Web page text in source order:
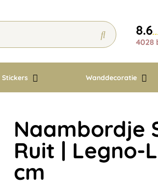
8.6
4028
Stickers Wanddecoratie
Naambordje
Ruit | Legno-
cm